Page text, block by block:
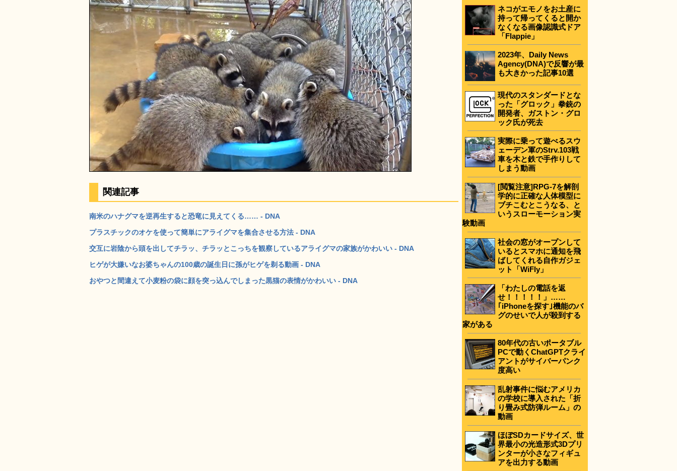
関連記事
南米のハナグマを逆再生すると恐竜に見えてくる…… - DNA
プラスチックのオケを使って簡単にアライグマを集合させる方法 - DNA
交互に岩陰から頭を出してチラッ、チラッとこっちを観察しているアライグマの家族がかわいい - DNA
ヒゲが大嫌いなお婆ちゃんの100歳の誕生日に孫がヒゲを剃る動画 - DNA
おやつと間違えて小麦粉の袋に顔を突っ込んでしまった黒猫の表情がかわいい - DNA
ネコがエモノをお土産に
持って帰ってくると開か
なくなる画像認識式ドア
「Flappie」
2023年、Daily News
Agency(DNA)で反響が最
も大きかった記事10選
現代のスタンダードとな
った「グロック」拳銃の
開発者、ガストン・グロ
ック氏が死去
実際に乗って遊べるスウ
ェーデン軍のStrv.103戦
車を木と鉄で手作りして
しまう動画
[閲覧注意]RPG-7を解剖
学的に正確な人体模型に
ブチこむとこうなる、と
いうスローモーション実
験動画
社会の窓がオープンして
いるとスマホに通知を飛
ばしてくれる自作ガジェ
ット「WiFly」
「わたしの電話を返
せ！！！！！」……
｢iPhoneを探す｣機能のバ
グのせいで人が殺到する
家がある
80年代の古いポータブル
PCで動くChatGPTクライ
アントがサイバーパンク
度高い
乱射事件に悩むアメリカ
の学校に導入された「折
り畳み式防弾ルーム」の
動画
ほぼSDカードサイズ、世
界最小の光造形式3Dプリ
ンターが小さなフィギュ
アを出力する動画